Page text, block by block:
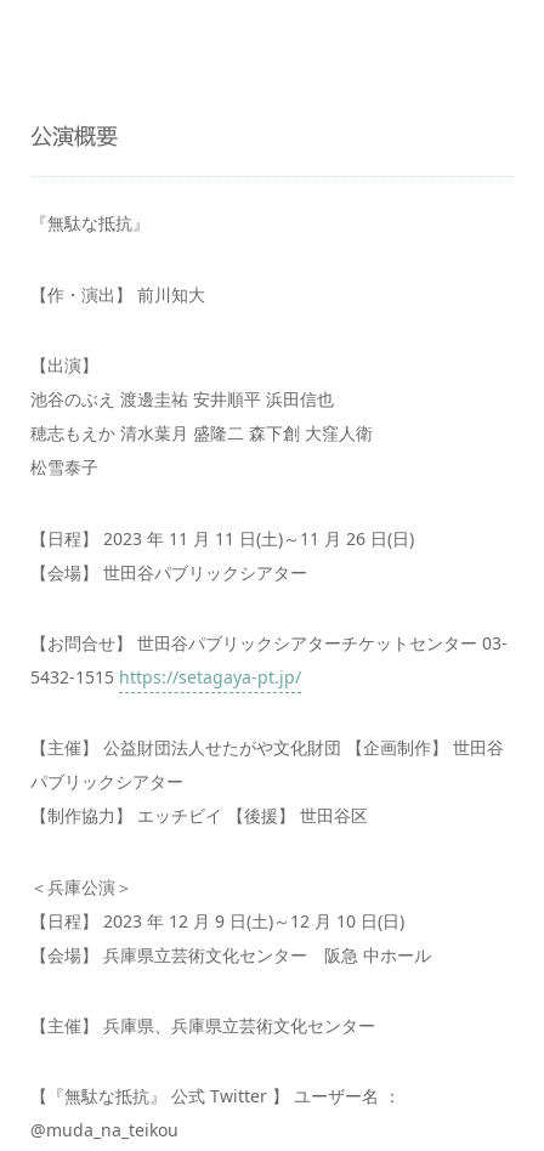
公演概要
『無駄な抵抗』
【作・演出】 前川知大
【出演】
池谷のぶえ 渡邊圭祐 安井順平 浜田信也
穂志もえか 清水葉月 盛隆二 森下創 大窪人衛
松雪泰子
【日程】 2023 年 11 月 11 日(土)～11 月 26 日(日)
【会場】 世田谷パブリックシアター
【お問合せ】 世田谷パブリックシアターチケットセンター 03-
5432-1515 https://setagaya-pt.jp/
【主催】 公益財団法人せたがや文化財団 【企画制作】 世田谷
パブリックシアター
【制作協力】 エッチビイ 【後援】 世田谷区
＜兵庫公演＞
【日程】 2023 年 12 月 9 日(土)～12 月 10 日(日)
【会場】 兵庫県立芸術文化センター 阪急 中ホール
【主催】 兵庫県、兵庫県立芸術文化センター
【『無駄な抵抗』 公式 Twitter 】 ユーザー名 ：
@muda_na_teikou